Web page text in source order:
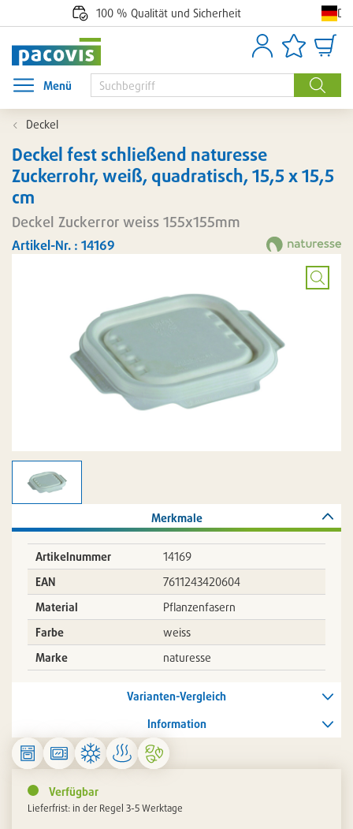
100 % Qualität und Sicherheit
Suche
AnmeldenArtikellisten
Menü
Menü öffnen
Deckel
Deckel fest schließend naturesse
Zuckerrohr, weiß, quadratisch, 15,5 x 15,5
cm
Deckel Zuckerror weiss 155x155mm
Artikel-Nr. : 14169
Bild
Merkmale
Artikelnummer
14169
EAN
7611243420604
Material
Pflanzenfasern
Farbe
weiss
Marke
naturesse
Varianten-Vergleich
Information
Verfügbar
Lieferfrist: in der Regel 3-5 Werktage